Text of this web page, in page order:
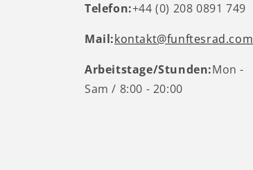
Telefon:+44 (0) 208 0891 749
Mail:kontakt@funftesrad.com
Arbeitstage/Stunden:Mon -
Sam / 8:00 - 20:00